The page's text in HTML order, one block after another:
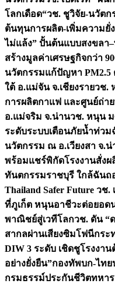
โลกเดือด“วช. ชูวิจัย-นวัตก
ต้นทุนการผลิต-เพิ่มความยั่
ไม่แล้ง” ปั้นต้นแบบสงขลา
สร้างมูลค่าเศรษฐกิจกว่า
นวัตกรรมแก้ปัญหา
ใต้ อ.แม่จัน จ.เชียงรายวช.
การผลิตกาแฟ และศูนย์ถ่า
อ.แม่จริม จ.น่านวช. หนุน ม
ระดับระบบเตือนภัยน้ำท่ว
นวัตกรรม ณ อ.เวียงสา จ.น่
พร้อมแชร์พิกัดโรงงานสั่งผ
ทันตกรรมราชบุรี ใกล้ฉันถ
Thailand Safer Future ว
ที่ภูเก็ต หนุนอาชีวะต่อยอด
พาณิชย์สู่เวทีโลกวช. ดัน “
สากลผ่านเสียงซิมโฟนีกระ
DIW 3 ระดับ เชิดชูโรงง
อย่างยั่งยืน”กองทัพบก-ไท
กรมธรรม์ประกันชีวิตทหาร